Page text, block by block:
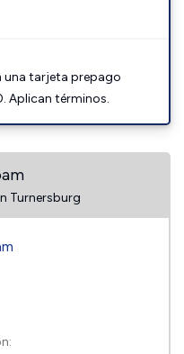
una tarjeta prepago
Aplican términos.
Turnersburg